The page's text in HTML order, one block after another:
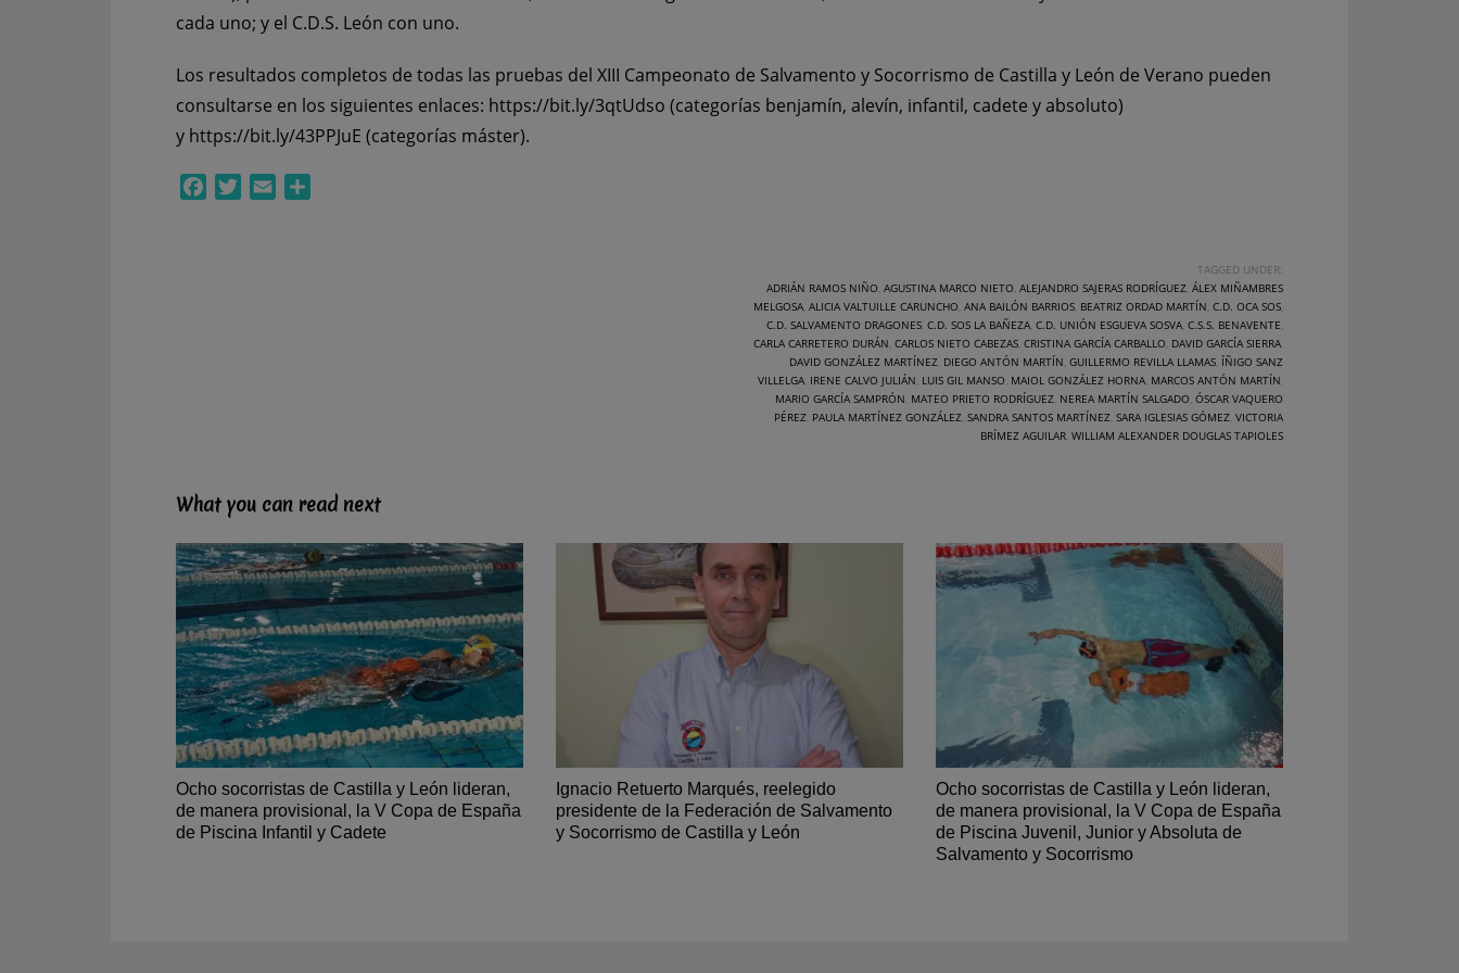
cada uno; y el C.D.S. León con uno.
Los resultados completos de todas las pruebas del XIII Campeonato de Salvamento y Socorrismo de Castilla y León de Verano pueden
consultarse en los siguientes enlaces: https://bit.ly/3qtUdso (categorías benjamín, alevín, infantil, cadete y absoluto)
y https://bit.ly/43PPJuE (categorías máster).
FacebookTwitterEmail
TAGGED UNDER:
ADRIÁN RAMOS NIÑO AGUSTINA MARCO NIETO ALEJANDRO SAJERAS RODRÍGUEZ ÁLEX MIÑAMBRES
MELGOSA ALICIA VALTUILLE CARUNCHO ANA BAILÓN BARRIOS BEATRIZ ORDAD MARTÍN C.D. OCA SOS
C.D. SALVAMENTO DRAGONES C.D. SOS LA BAÑEZA C.D. UNIÓN ESGUEVA SOSVA C.S.S. BENAVENTE
CARLA CARRETERO DURÁN CARLOS NIETO CABEZAS CRISTINA GARCÍA CARBALLO DAVID GARCÍA SIERRA
DAVID GONZÁLEZ MARTÍNEZ DIEGO ANTÓN MARTÍN GUILLERMO REVILLA LLAMAS ÍÑIGO SANZ
VILLELGA IRENE CALVO JULIÁN LUIS GIL MANSO MAIOL GONZÁLEZ HORNA MARCOS ANTÓN MARTÍN
MARIO GARCÍA SAMPRÓN MATEO PRIETO RODRÍGUEZ NEREA MARTÍN SALGADO ÓSCAR VAQUERO
PÉREZ PAULA MARTÍNEZ GONZÁLEZ SANDRA SANTOS MARTÍNEZ SARA IGLESIAS GÓMEZ VICTORIA
BRÍMEZ AGUILAR WILLIAM ALEXANDER DOUGLAS TAPIOLES
What you can read next
Ocho socorristas de Castilla y León lideran,
de manera provisional, la V Copa de España
de Piscina Infantil y Cadete
Ignacio Retuerto Marqués, reelegido
presidente de la Federación de Salvamento
y Socorrismo de Castilla y León
Ocho socorristas de Castilla y León lideran,
de manera provisional, la V Copa de España
de Piscina Juvenil, Junior y Absoluta de
Salvamento y Socorrismo